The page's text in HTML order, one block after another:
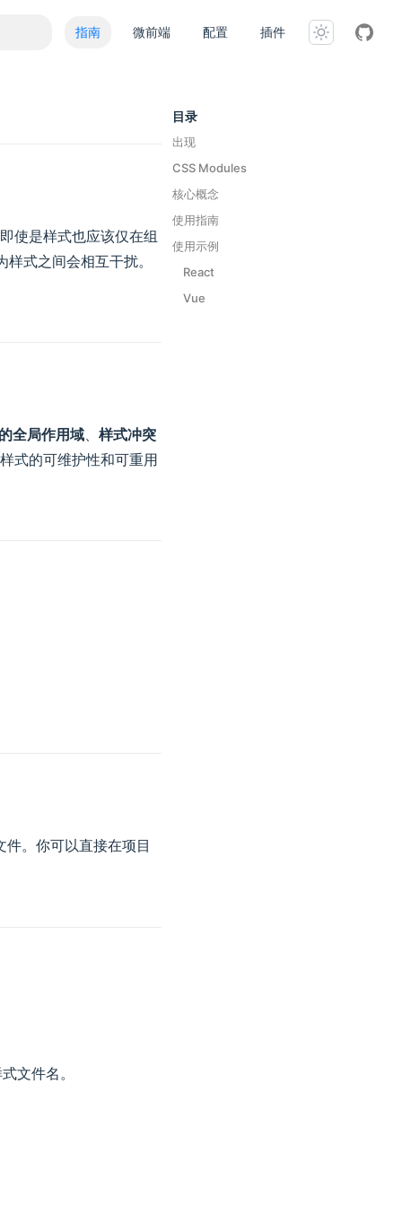
指南 微前端 配置 插件
使是样式也应该仅在组
式之间会相互干扰。
全局作用域、 样式冲突
式的可维护性和可重用
件。你可以直接在项目
文件名。
目录
出现
CSS Modules
核心概念
使用指南
使用示例
React
Vue